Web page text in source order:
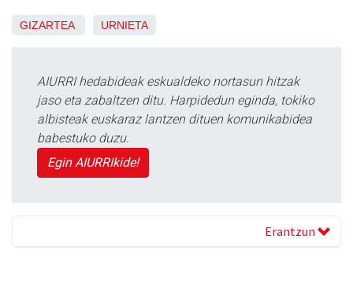
GIZARTEA URNIETA
AIURRI hedabideak eskualdeko nortasun hitzak
jaso eta zabaltzen ditu. Harpidedun eginda, tokiko
albisteak euskaraz lantzen dituen komunikabidea
babestuko duzu.
Egin AIURRIkide!
Erantzun